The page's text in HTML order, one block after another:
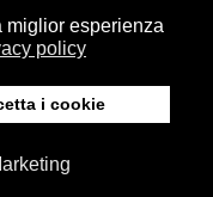
miglior esperienza
policy
i cookie
- P. Iva
- Tel. 02.86464369 -